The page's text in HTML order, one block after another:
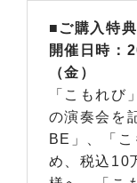
■ご購入特典
開催日時：
（金）
「こもれび
の演奏会を
BE」、「
め、税込10